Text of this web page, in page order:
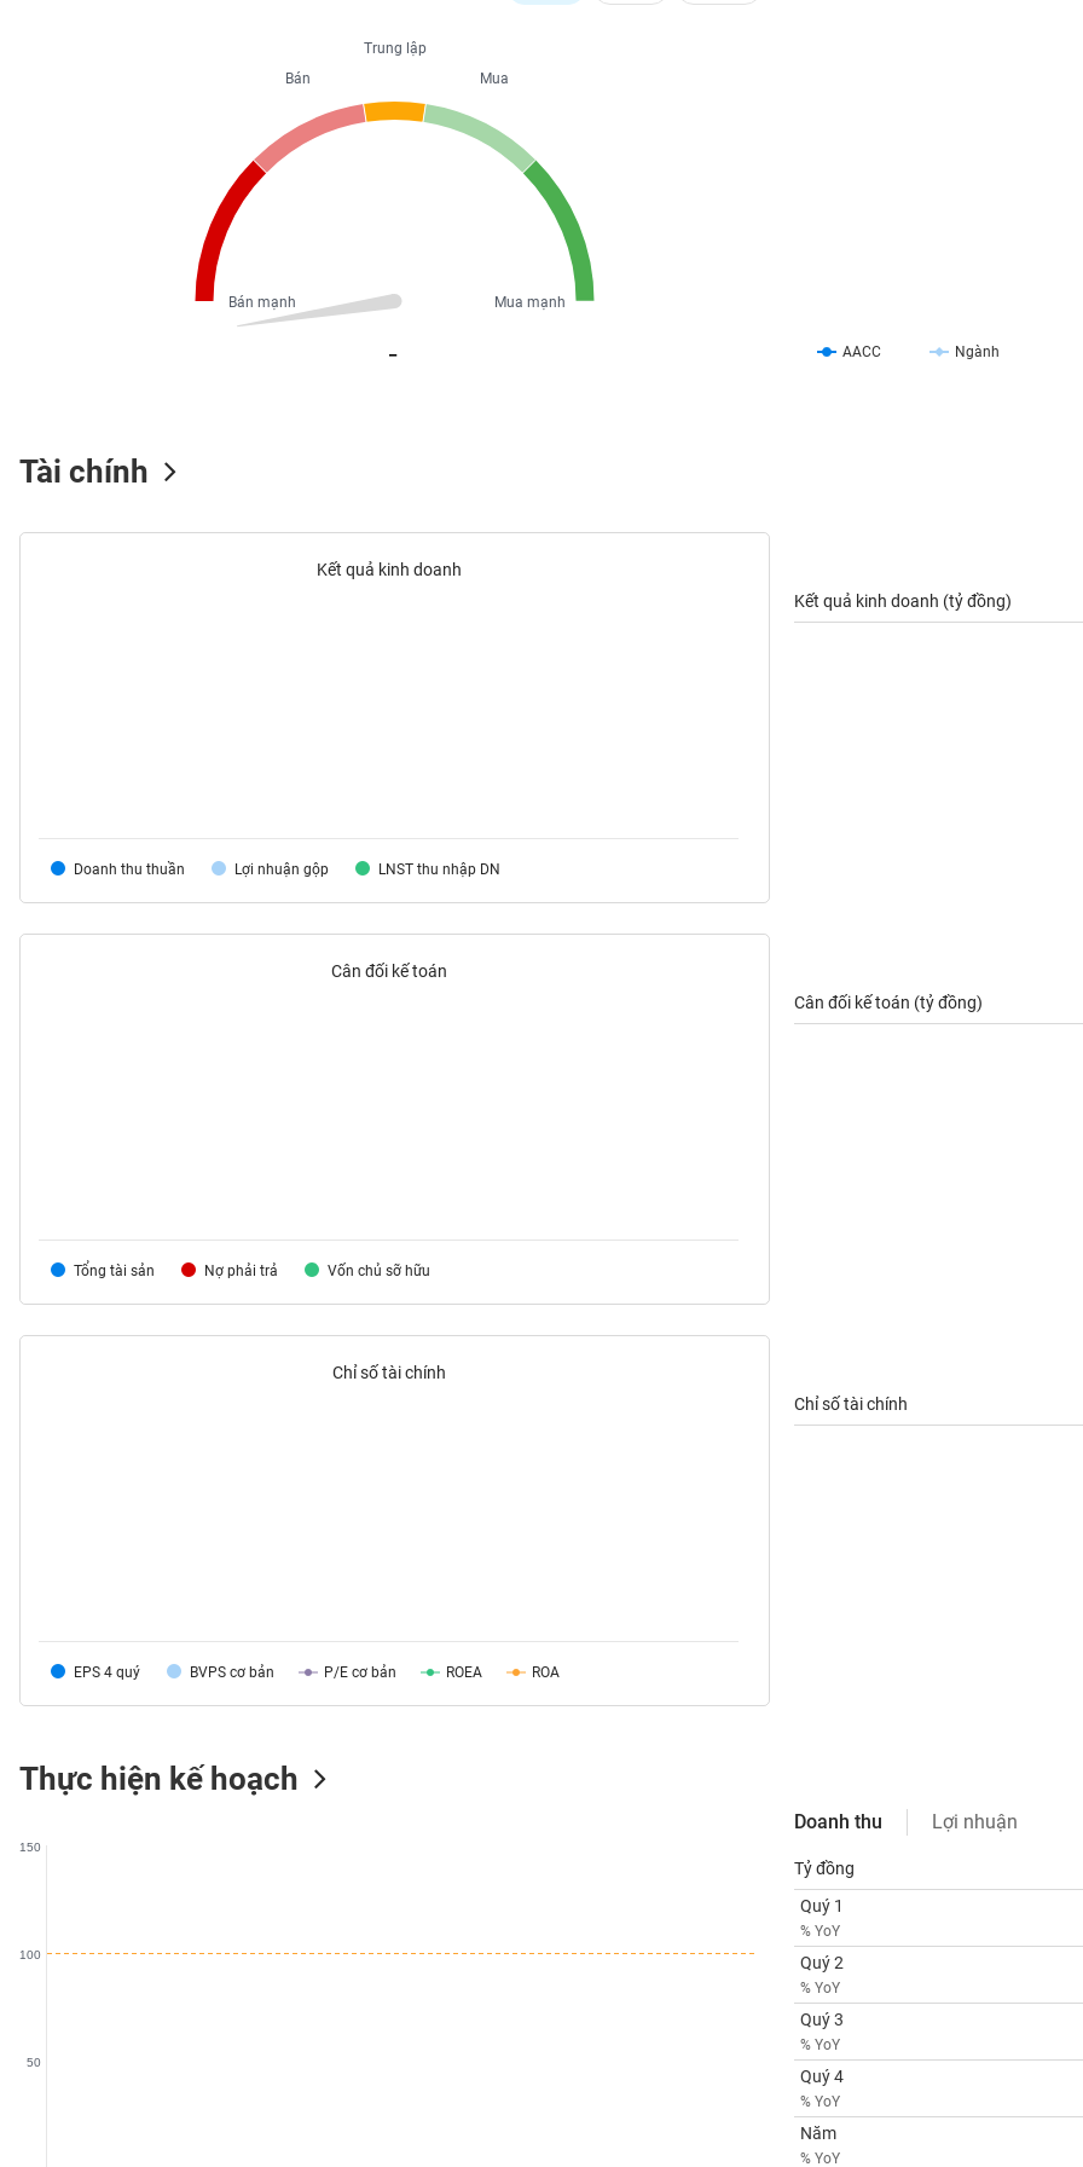
Trung lập
Mua
Mua mạnh
Bán
Bán mạnh
AACC Ngành
Tài chính
Kết quả kinh doanh
Doanh thu thuần Lợi nhuận gộp LNST thu nhập DN
Kết quả kinh doanh (tỷ đồng)
Cân đối kế toán
Tổng tài sản Nợ phải trả Vốn chủ sỡ hữu
Cân đối kế toán (tỷ đồng)
Chỉ số tài chính
EPS 4 quý BVPS cơ bản P/E cơ bản ROEA ROA
Chỉ số tài chính
Thực hiện kế hoạch
50
100
150
Doanh thu Lợi nhuận
Tỷ đồng
Quý 1
% YoY
Quý 2
% YoY
Quý 3
% YoY
Quý 4
% YoY
Năm
% YoY
NGUYÊN
VẬT
KHÔNG
THIẾT
SÓC
SỨC
CHÍNH